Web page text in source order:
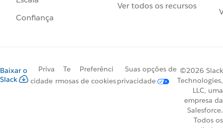
Confiança
Ver todos os recursos
Baixar o
Slack
Priva
cidade
Te
rmos
Preferênci
as de cookies
Suas opções de
privacidade
©2026 Slack
Technologies,
LLC, uma
empresa da
Salesforce.
Todos os